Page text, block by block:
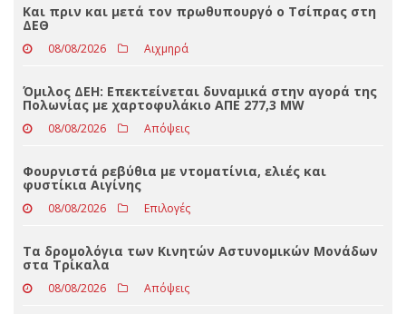
ΤΕΛΕΥΤΑΊΑ ΝΈΑ
Και πριν και μετά τον πρωθυπουργό ο Τσίπρας στη
ΔΕΘ
08/08/2026 Αιχμηρά
Όμιλος ΔΕΗ: Επεκτείνεται δυναμικά στην αγορά της
Πολωνίας με χαρτοφυλάκιο ΑΠΕ 277,3 MW
08/08/2026 Απόψεις
Φουρνιστά ρεβύθια με ντοματίνια, ελιές και
φυστίκια Αιγίνης
08/08/2026 Επιλογές